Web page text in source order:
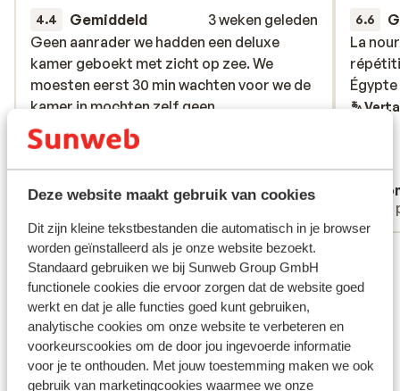
Deze website maakt gebruik van cookies
Dit zijn kleine tekstbestanden die automatisch in je browser
worden geïnstalleerd als je onze website bezoekt.
Standaard gebruiken we bij Sunweb Group GmbH
functionele cookies die ervoor zorgen dat de website goed
werkt en dat je alle functies goed kunt gebruiken,
analytische cookies om onze website te verbeteren en
voorkeurscookies om de door jou ingevoerde informatie
voor je te onthouden. Met jouw toestemming maken we ook
gebruik van marketingcookies waarmee we onze
4.4 Gemiddeld
3 weken geleden
Geen aanrader we hadden een deluxe
kamer geboekt met zicht op zee. We
moesten eerst 30 min wachten voor we de
kamer in mochten zelf geen
welkomsdrankje aanwezig .Zicht op halve
muur en zee zelf geen ligstoelen op terras
gewoon 2 stoelen en klein tafeltje, geen
extratjes in badkamer, altijd zelfde voor
opdringerig aan zwembad om iets te
boeken. Kleine zwembaden voor zo een
groot hotel. Ijsblokken waren dikwijls niet
aanwezig.Terwijl de glazen ook warm
waren. Ijsjes voor kinderen pas van 19u tot
23u. Discotheek tegen betalen en a la carte
ook tegen betalen. Animators waren ook
niet echt vriendelijk. Allemaal mooi op foto
Geen aanrader we hadden een deluxe
kamer geboekt met zicht op zee. We
moesten eerst 30 min wachten voor we de
kamer in mochten zelf geen
welkomsdrankje aanwezig .Zicht op halve
muur en zee zelf geen ligstoelen op terras
gewoon 2 stoelen en klein tafeltje...meer
Cindy & Christopher
6.6
La
Égypte
La
Égypte
Bekijk alle 26 ervaringen
Ligging
Bekijk op kaart